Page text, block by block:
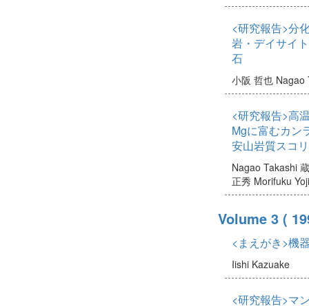
<研究報告>分
岩・デイサイ
石
小阪 哲也 Nagao
<研究報告>高
Mgに富むカン
安山岩質スコ
Nagao Takashi
正秀 Morifuku Yoji
Volume 3 (
<まえがき>機
Iishi Kazuake
<研究報告>マ